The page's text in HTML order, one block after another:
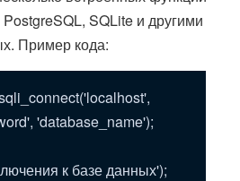
SQLite и другими
Пример кода:
'database_name');
к базе данных');